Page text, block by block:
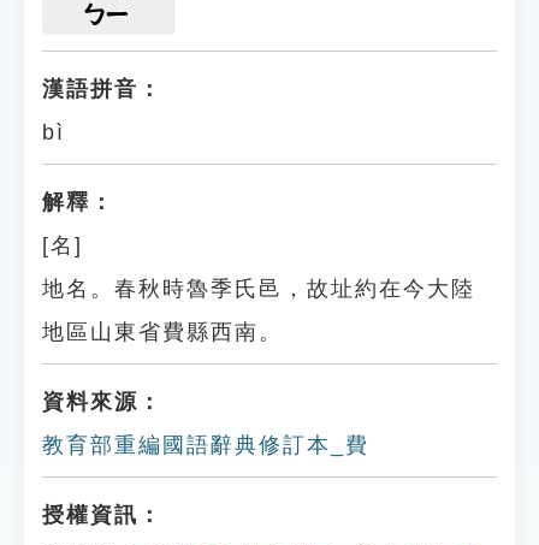
ㄅㄧ
漢語拼音：
bì
解釋：
[名]
地名。春秋時魯季氏邑，故址約在今大陸
地區山東省費縣西南。
資料來源：
教育部重編國語辭典修訂本_費
授權資訊：